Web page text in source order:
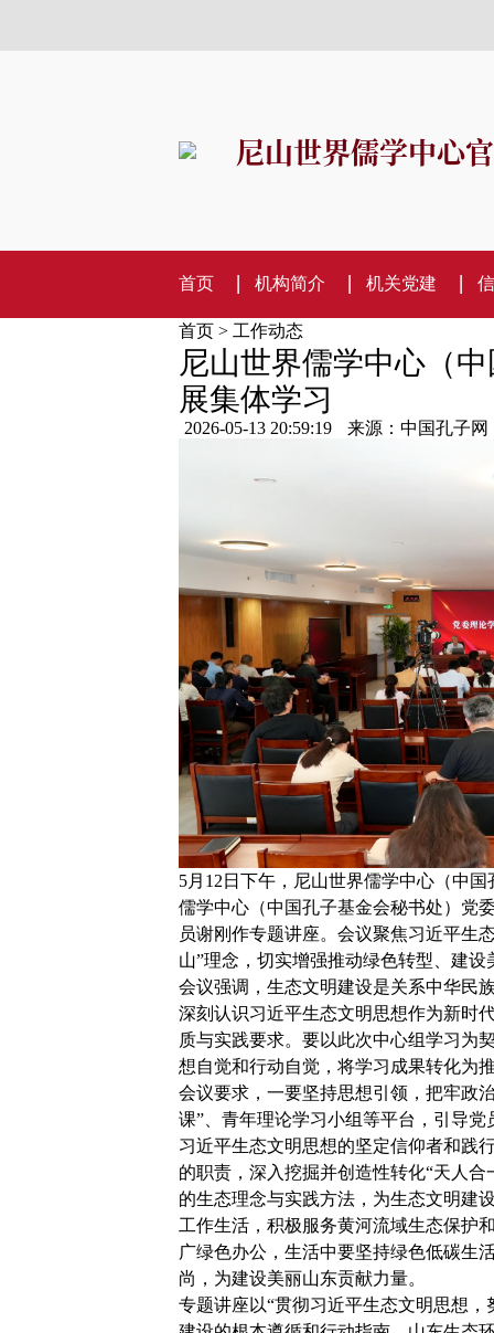
尼山世界儒学中心
首页 机构简介 机关党建
首页> 工作动态
尼山世界儒学中心（
展集体学习
2026-05-13 20:59:19 来源：中国孔子网
5月12日下午，尼山世界儒学中心（中
儒学中心（中国孔子基金会秘书处）党
员谢刚作专题讲座。会议聚焦习近平生
山”理念，切实增强推动绿色转型、建
会议强调，生态文明建设是关系中华民
深刻认识习近平生态文明思想作为新时
质与实践要求。要以此次中心组学习为
想自觉和行动自觉，将学习成果转化为
会议要求，一要坚持思想引领，把牢政
课”、青年理论学习小组等平台，引导
习近平生态文明思想的坚定信仰者和践
的职责，深入挖掘并创造性转化“天人
的生态理念与实践方法，为生态文明建
工作生活，积极服务黄河流域生态保护
广绿色办公，生活中要坚持绿色低碳生
尚，为建设美丽山东贡献力量。
专题讲座以“贯彻习近平生态文明思想